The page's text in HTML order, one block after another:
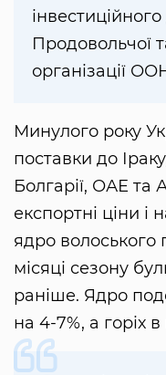
Продовольчої
організації
Минулого року
поставки до
Болгарії, ОАЕ та
експортні ціни і
ядро волоського
місяці сезону
раніше. Ядро
на 4-7%, а горіх